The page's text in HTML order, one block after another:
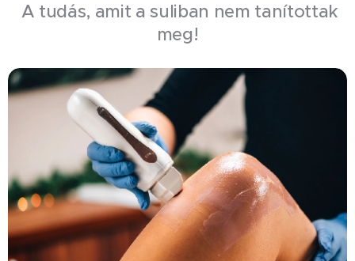
A tudás, amit a suliban nem tanítottak
meg!